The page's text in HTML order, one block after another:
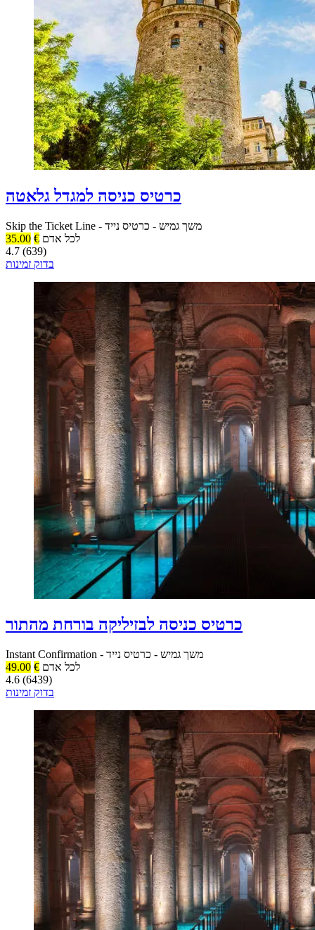
כרטיס כניסה למגדל גלאטה
Skip the Ticket Line - משך גמיש - כרטיס נייד
לכל אדם €
35.00
4.7 (639)
בדוק זמינות
כרטיס כניסה לבזיליקה בורחת מהתור
Instant Confirmation - משך גמיש - כרטיס נייד
לכל אדם €
49.00
4.6 (6439)
בדוק זמינות